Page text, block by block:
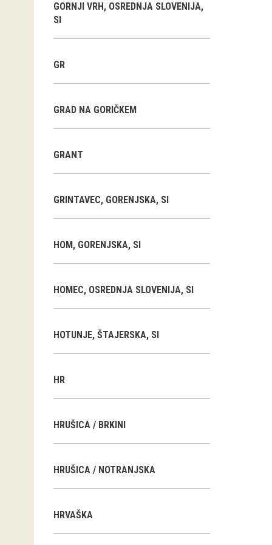
GORNJI VRH, OSREDNJA SLOVENIJA,
SI
GR
GRAD NA GORIČKEM
GRANT
GRINTAVEC, GORENJSKA, SI
HOM, GORENJSKA, SI
HOMEC, OSREDNJA SLOVENIJA, SI
HOTUNJE, ŠTAJERSKA, SI
HR
HRUŠICA / BRKINI
HRUŠICA / NOTRANJSKA
HRVAŠKA